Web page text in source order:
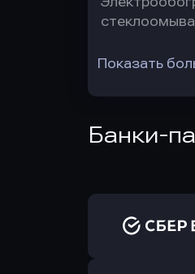
Показать
Банки-